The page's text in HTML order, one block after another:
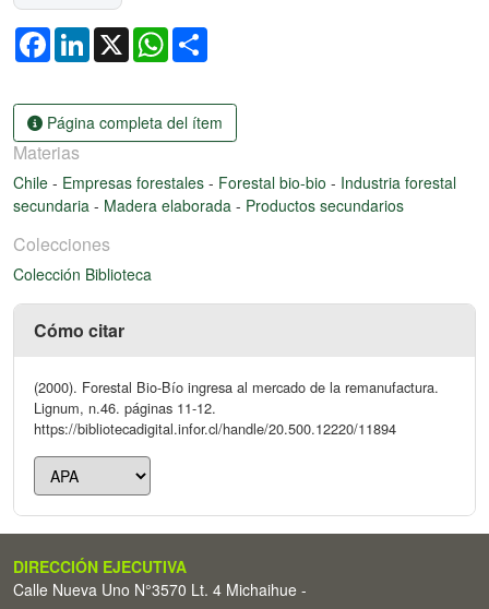
FacebookLinkedIn
X WhatsApp
Página completa del ítem
Materias
Chile - Empresas forestales - Forestal bio-bio - Industria forestal
secundaria - Madera elaborada - Productos secundarios
Colecciones
Colección Biblioteca
Cómo citar
(2000). Forestal Bio-Bío ingresa al mercado de la remanufactura.
Lignum, n.46. páginas 11-12.
https://bibliotecadigital.infor.cl/handle/20.500.12220/11894
DIRECCIÓN EJECUTIVA
Calle Nueva Uno N°3570 Lt. 4 Michaihue -